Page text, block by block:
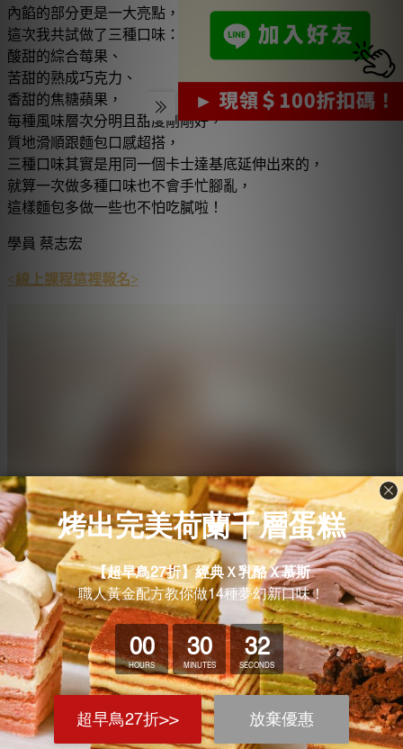
內餡的部分更是一大亮點，
這次我共試做了三種口味：
酸甜的綜合莓果、
苦甜的熟成巧克力、
香甜的焦糖蘋果，
每種風味層次分明且甜度剛剛好，
質地滑順跟麵包口感超搭，
三種口味其實是用同一個卡士達基底延伸出來的，
就算一次做多種口味也不會手忙腳亂，
這樣麵包多做一些也不怕吃膩啦！
學員 蔡志宏
<線上課程這裡報名>